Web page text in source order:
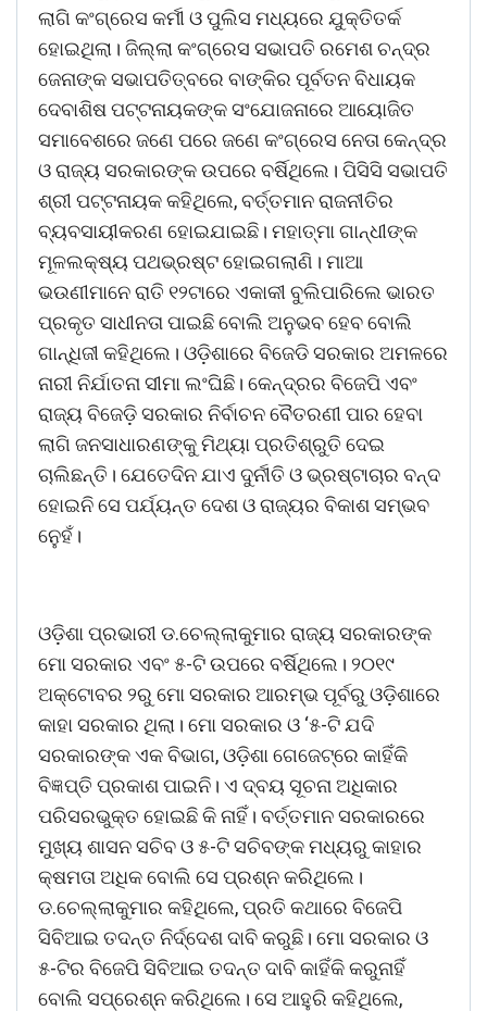
ଲାଗି କଂଗ୍ରେସ କର୍ମୀ ଓ ପୁଲିସ ମଧ୍ୟରେ ଯୁକ୍ତିତର୍କ
ହୋଇଥିଲା। ଜିଲ୍ଲା କଂଗ୍ରେସ ସଭାପତି ରମେଶ ଚନ୍ଦ୍ର
ଜେନାଙ୍କ ସଭାପତିତ୍ବରେ ବାଙ୍କିର ପୂର୍ବତନ ବିଧାୟକ
ଦେବାଶିଷ ପଟ୍ଟନାୟକଙ୍କ ସଂଯୋଜନାରେ ଆୟୋଜିତ
ସମାବେଶରେ ଜଣେ ପରେ ଜଣେ କଂଗ୍ରେସ ନେତା କେନ୍ଦ୍ର
ଓ ରାଜ୍ୟ ସରକାରଙ୍କ ଉପରେ ବର୍ଷିଥିଲେ। ପିସିସି ସଭାପତି
ଶ୍ରୀ ପଟ୍ଟନାୟକ କହିଥିଲେ, ବର୍ତ୍ତମାନ ରାଜନୀତିର
ବ୍ୟବସାୟୀକରଣ ହୋଇଯାଇଛି। ମହାତ୍ମା ଗାନ୍ଧୀଙ୍କ
ମୂଳଲକ୍ଷ୍ୟ ପଥଭ୍ରଷ୍ଟ ହୋଇଗଲାଣି। ମାଆ
ଭଉଣୀମାନେ ରାତି ୧୨ଟାରେ ଏକାକୀ ବୁଲିପାରିଲେ ଭାରତ
ପ୍ରକୃତ ସାଧୀନତା ପାଇଛି ବୋଲି ଅନୁଭବ ହେବ ବୋଲି
ଗାନ୍ଧିଜୀ କହିଥିଲେ। ଓଡ଼ିଶାରେ ବିଜେଡି ସରକାର ଅମଳରେ
ନାରୀ ନିର୍ଯାତନା ସୀମା ଲଂଘିଛି। କେନ୍ଦ୍ରର ବିଜେପି ଏବଂ
ରାଜ୍ୟ ବିଜେଡ଼ି ସରକାର ନିର୍ବାଚନ ବୈତରଣୀ ପାର ହେବା
ଲାଗି ଜନସାଧାରଣଙ୍କୁ ମିଥ୍ୟା ପ୍ରତିଶ୍ରୁତି ଦେଇ
ଚାଲିଛନ୍ତି। ଯେତେଦିନ ଯାଏ ଦୁର୍ନୀତି ଓ ଭ୍ରଷ୍ଟାଚାର ବନ୍ଦ
ହୋଇନି ସେ ପର୍ଯ୍ୟନ୍ତ ଦେଶ ଓ ରାଜ୍ୟର ବିକାଶ ସମ୍ଭବ
ନୁ‌େହଁ।
ଓଡ଼ିଶା ପ୍ରଭାରୀ ଡ.ଚେଲ୍ଲାକୁମାର ରାଜ୍ୟ ସରକାରଙ୍କ
ମୋ ସରକାର ଏବଂ ୫-ଟି ଉପରେ ବର୍ଷିଥିଲେ। ୨୦୧୯
ଅକ୍ଟୋବର ୨ରୁ ମୋ ସରକାର ଆରମ୍ଭ ପୂର୍ବରୁ ଓଡ଼ିଶାରେ‌
କାହା ସରକାର ଥିଲା। ମୋ ସରକାର ଓ ‘୫-ଟି ଯଦି
ସରକାରଙ୍କ ଏକ ବିଭାଗ, ଓଡ଼ିଶା ଗେଜେଟ୍‌ରେ କାହିଁକି
ବିଜ୍ଞପ୍ତି ପ୍ରକାଶ ପାଇନି। ଏ ଦ୍ବୟ ସୂଚନା ଅଧିକାର
ପରିସରଭୁକ୍ତ ହୋଇଛି କି ନାହିଁ। ବର୍ତ୍ତମାନ ସରକାରରେ
ମୁଖ୍ୟ ଶାସନ ସଚିବ ଓ ୫-ଟି ସଚିବଙ୍କ ମଧ୍ୟରୁ କାହାର
କ୍ଷମତା ଅଧିକ ବୋଲି ସେ ପ୍ରଶ୍ନ କରିଥିଲେ।
ଡ.ଚେଲ୍ଲାକୁମାର କହିଥିଲେ, ପ୍ରତି କଥାରେ ବିଜେପି
ସିବିଆଇ ତଦନ୍ତ ନିର୍ଦ୍ଦେଶ ଦାବି କରୁଛି। ମୋ ସରକାର ଓ
୫-ଟିର ବିଜେପି ସିବିଆଇ ତଦନ୍ତ ଦାବି କାହିଁକି କରୁନାହିଁ
ବୋଲି ସପ୍ରେଶ୍ନ କରିଥିଲେ। ସେ ଆହୁରି କହିଥିଲେ,